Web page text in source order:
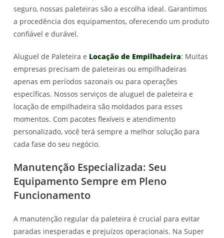
seguro, nossas paleteiras são a escolha ideal. Garantimos
a procedência dos equipamentos, oferecendo um produto
confiável e durável.
Aluguel de Paleteira e Locação de Empilhadeira: Muitas
empresas precisam de paleteiras ou empilhadeiras
apenas em períodos sazonais ou para operações
específicas. Nossos serviços de aluguel de paleteira e
locação de empilhadeira são moldados para esses
momentos. Com pacotes flexíveis e atendimento
personalizado, você terá sempre a melhor solução para
cada fase do seu negócio.
Manutenção Especializada: Seu
Equipamento Sempre em Pleno
Funcionamento
A manutenção regular da paleteira é crucial para evitar
paradas inesperadas e prejuízos operacionais. Na Super